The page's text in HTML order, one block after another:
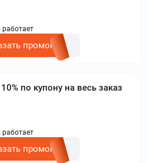
промокод
по купону на весь заказ
промокод